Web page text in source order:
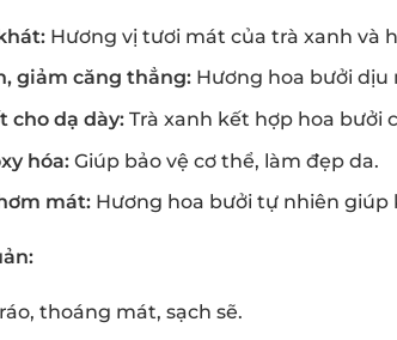
Hương vị tươi mát của trà xanh và
giảm căng thẳng:Hương hoa bưởi dịu
cho dạ dày:Trà xanh kết hợp hoa bưởi
hóa:Giúp bảo vệ cơ thể, làm đẹp da.
mát:Hương hoa bưởi tự nhiên giúp
thoáng mát, sạch sẽ.